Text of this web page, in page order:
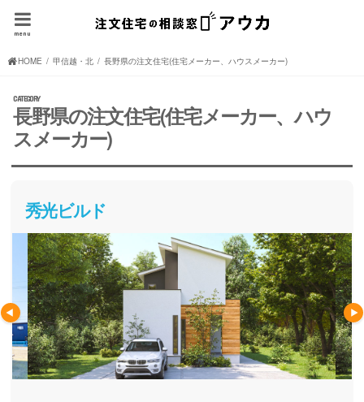
menu
HOME 甲信越・北陸の注文住宅(住宅メーカー、ハウスメーカー)
長野県の注文住宅(住宅メーカー、ハウスメーカー)
長野県の注文住宅(住宅メーカー、ハウ
スメーカー)
秀光ビルド